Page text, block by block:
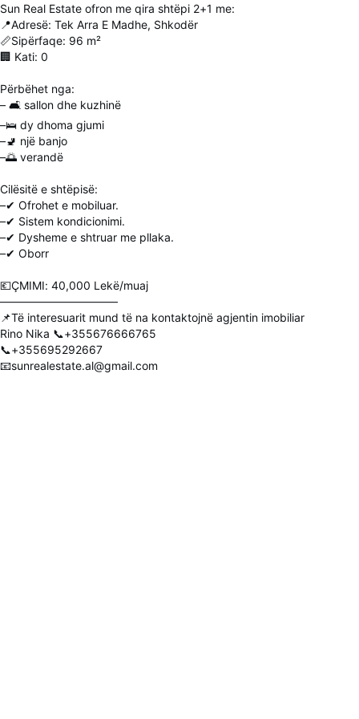
Sun Real Estate ofron me qira shtëpi 2+1 me:
📍Adresë: Tek Arra E Madhe, Shkodër
📏Sipërfaqe: 96 m²
🏢 Kati: 0
Përbëhet nga:
– 🛋 sallon dhe kuzhinë
–🛌 dy dhoma gjumi
–🚽 një banjo
–🌅 verandë
Cilësitë e shtëpisë:
–✔ Ofrohet e mobiluar.
–✔ Sistem kondicionimi.
–✔ Dysheme e shtruar me pllaka.
–✔ Oborr
💶ÇMIMI: 40,000 Lekë/muaj
——————————–
📌Të interesuarit mund të na kontaktojnë agjentin imobiliar
Rino Nika 📞+355676666765
📞+355695292667
📧sunrealestate.al@gmail.com